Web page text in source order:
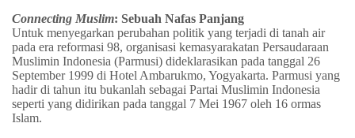
Connecting Muslim: Sebuah Nafas Panjang
Untuk menyegarkan perubahan politik yang terjadi di tanah air
pada era reformasi 98, organisasi kemasyarakatan Persaudaraan
Muslimin Indonesia (Parmusi) dideklarasikan pada tanggal 26
September 1999 di Hotel Ambarukmo, Yogyakarta. Parmusi yang
hadir di tahun itu bukanlah sebagai Partai Muslimin Indonesia
seperti yang didirikan pada tanggal 7 Mei 1967 oleh 16 ormas
Islam.